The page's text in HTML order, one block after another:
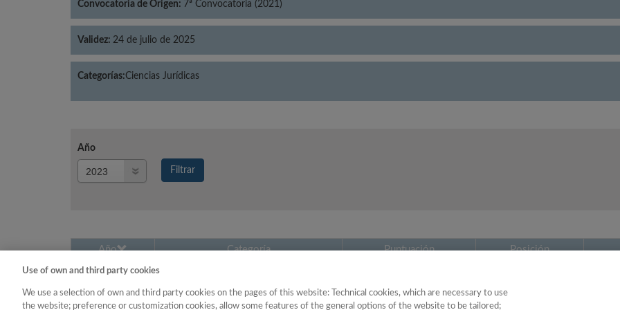
Convocatoria de Origen: 7ª Convocatoria (2021)
Validez: 24 de julio de 2025
Categorías:Ciencias Jurídicas
Año
Filtrar
Año Categoría Puntuación Posición
2023
Use of own and third party cookies
We use a selection of own and third party cookies on the pages of this website: Technical cookies, which are necessary to use
the website; preference or customization cookies, allow some features of the general options of the website to be tailored;